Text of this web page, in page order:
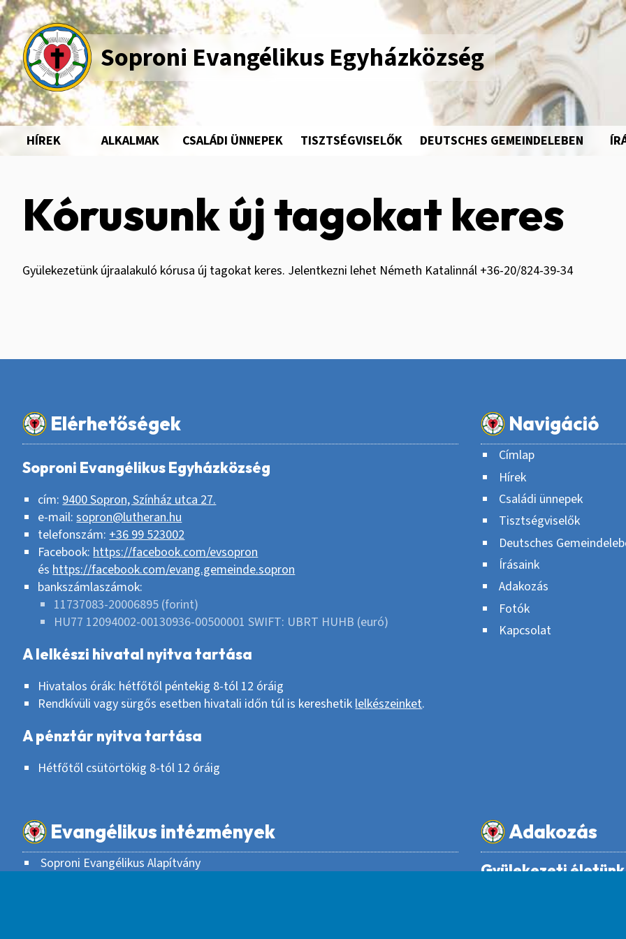
Ugrás
a
tartalomra
Soproni Evangélikus Egyházközség
Fő HÍREK ALKALMAK CSALÁDI ÜNNEPEK TISZTSÉGVISELŐK DEUTSCHES GEMEINDELEBEN
Kórusunk új tagokat keres
Gyülekezetünk újraalakuló kórusa új tagokat keres. Jelentkezni lehet Németh Katalinnál +36-20/824-39-34
Elérhetőségek
Soproni Evangélikus Egyházközség
cím:9400 Sopron, Színház utca 27.
e-mail:sopron@lutheran.hu
telefonszám:+36 99 523002
Facebook:https://facebook.com/evsopron
éshttps://facebook.com/evang.gemeinde.sopron
bankszámlaszámok:
11737083-20006895 (forint)
HU77 12094002-00130936-00500001 SWIFT: UBRT HUHB (euró)
A lelkészi hivatal nyitva tartása
Hivatalos órák: hétfőtől péntekig 8-tól 12 óráig
Rendkívüli vagy sürgős esetben hivatali időn túl is kereshetiklelkészeinket.
A pénztár nyitva tartása
Hétfőtől csütörtökig 8-tól 12 óráig
Navigáció
Címlap
Hírek
Családi ünnepek
Tisztségviselők
Deutsches
Írásaink
Adakozás
Fotók
Kapcsolat
Evangélikus intézmények
Soproni Evangélikus Alapítvány
Adakozás
Gyülekezeti